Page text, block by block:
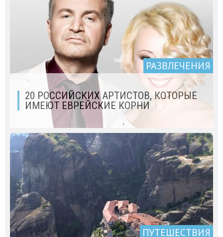
РАЗВЛЕЧЕНИЯ
20 РОССИЙСКИХ АРТИСТОВ, КОТОРЫЕ
ИМЕЮТ ЕВРЕЙСКИЕ КОРНИ
ПУТЕШЕСТВИЯ